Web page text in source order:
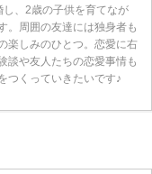
、2歳の子供を育てなが
。周囲の友達には独身者も
楽しみのひとつ。恋愛に右
談や友人たちの恋愛事情も
つくっていきたいです♪